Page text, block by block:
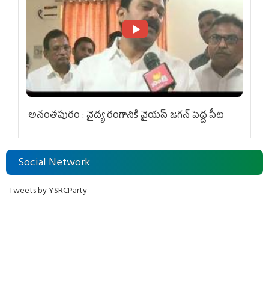
అనంతపురం : వైద్య రంగానికి వైయ‌స్ జ‌గ‌న్ పెద్ద పీట
Social Network
Tweets by YSRCParty